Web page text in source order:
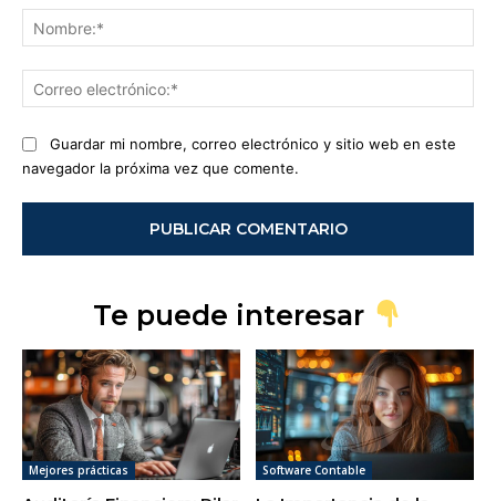
Guardar mi nombre, correo electrónico y sitio web en este
navegador la próxima vez que comente.
Te puede interesar
Mejores prácticas Software Contable